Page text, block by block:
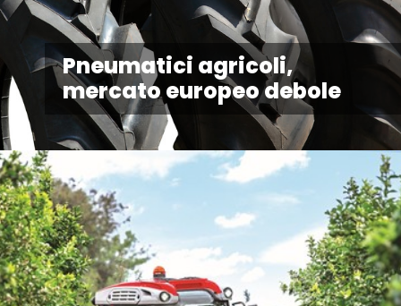
Pneumatici agricoli,
mercato europeo debole